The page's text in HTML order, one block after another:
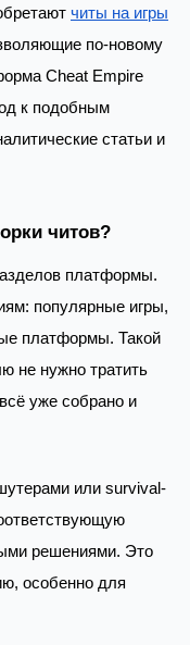
читы на игры
по-новому
Cheat Empire
к подобным
статьи и
читов?
платформы.
популярные игры,
платформы. Такой
не нужно тратить
уже собрано и
или survival-
решениями. Это
особенно для